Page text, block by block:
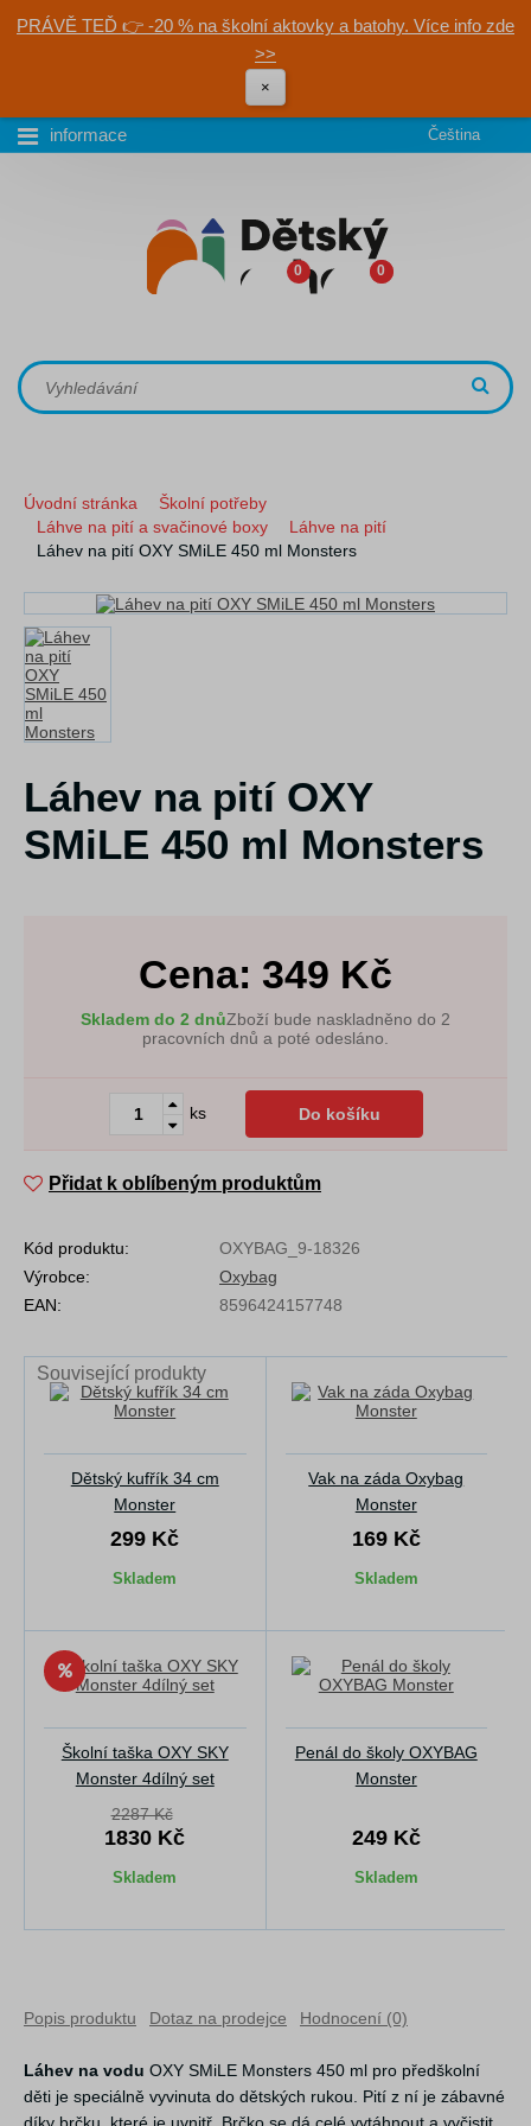
PRÁVĚ TEĎ 👉 -20 % na školní aktovky a batohy. Více info zde
>>
×
informace Čeština
0 0
Úvodní stránka
Školní potřeby
Láhve na pití a svačinové boxy
Láhve na pití
Láhev na pití OXY SMiLE 450 ml Monsters
Láhev na pití OXY
SMiLE 450 ml Monsters
Cena: 349 Kč
Skladem do 2 dnůZboží bude naskladněno do 2
pracovních dnů a poté odesláno.
ks Do košíku
Přidat k oblíbeným produktům
Kód produktu:
OXYBAG_9-18326
Výrobce:
Oxybag
EAN:
8596424157748
Související produkty
Dětský kufřík 34 cm
Monster
299 Kč
Skladem
Vak na záda Oxybag
Monster
169 Kč
Skladem
Školní taška OXY SKY
Monster 4dílný set
2287 Kč
1830 Kč
Skladem
Penál do školy OXYBAG
Monster
249 Kč
Skladem
Popis produktu Dotaz na prodejce Hodnocení (0)
Láhev na vodu OXY SMiLE Monsters 450 ml pro předškolní
děti je speciálně vyvinuta do dětských rukou. Pití z ní je zábavné